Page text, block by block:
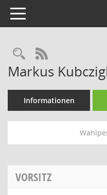
Toggle navigation
RSS-Feed
Markus
Informationen
VORSITZ